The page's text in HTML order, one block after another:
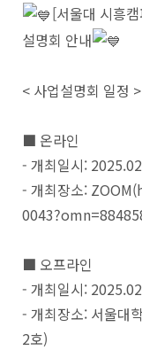
[서울대 시흥
설명회 안내
< 사업설명회 일정 >
■ 온라인
- 개최일시:
- 개최장소:
■ 오프라인
- 개최일시:
- 개최장소: 서울대
2호)